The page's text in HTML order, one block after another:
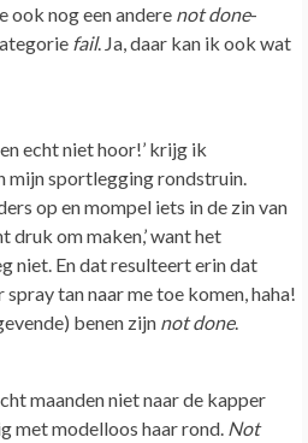
ook nog een andere not done-
fail. Ja, daar kan ik ook wat
echt niet hoor!’ krijg ik
mijn sportlegging rondstruin.
op en mompel iets in de zin van
druk om maken,’ want het
niet. En dat resulteert erin dat
tan naar me toe komen, haha!
benen zijn not done.
maanden niet naar de kapper
met modelloos haar rond. Not